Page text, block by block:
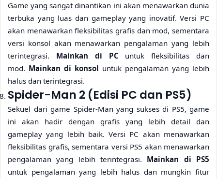
Game yang sangat dinantikan ini akan menawarkan dunia
terbuka yang luas dan gameplay yang inovatif. Versi PC
akan menawarkan fleksibilitas grafis dan mod, sementara
versi konsol akan menawarkan pengalaman yang lebih
terintegrasi. Mainkan di PC untuk fleksibilitas dan
mod. Mainkan di konsol untuk pengalaman yang lebih
halus dan terintegrasi.
Spider-Man 2 (Edisi PC dan PS5)
Sekuel dari game Spider-Man yang sukses di PS5, game
ini akan hadir dengan grafis yang lebih detail dan
gameplay yang lebih baik. Versi PC akan menawarkan
fleksibilitas grafis, sementara versi PS5 akan menawarkan
pengalaman yang lebih terintegrasi. Mainkan di PS5
untuk pengalaman yang lebih halus dan mungkin fitur